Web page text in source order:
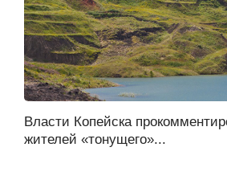
Власти Копейска
жителей «тонущего»...